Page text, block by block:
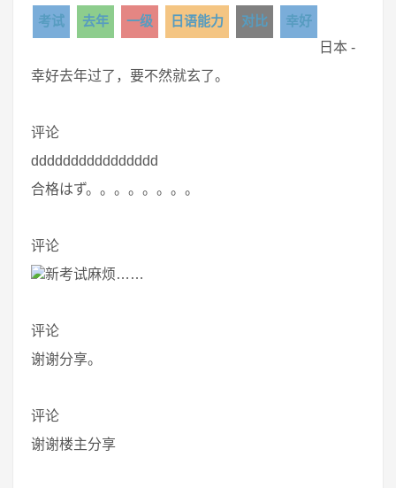
考试 去年 一级 日语能力 对比
幸好
日本 -
幸好去年过了，要不然就玄了。
评论
dddddddddddddddd
合格はず。。。。。。。。
评论
新考试麻烦……
评论
谢谢分享。
评论
谢谢楼主分享